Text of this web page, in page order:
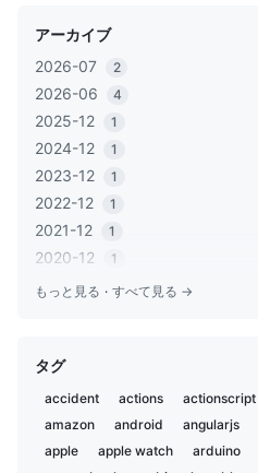
アーカイブ
2026-07
2
2026-06 4
2025-12 1
2024-12 1
2023-12 1
2022-12 1
2021-12 1
2020-12 1
2020-06 1
2019-11
2019-02
2019-01 1
2018-12 2
もっと見る · すべて見る →
タグ
accident actions actionscript
amazon
android angularjs
apple
apple watch arduino